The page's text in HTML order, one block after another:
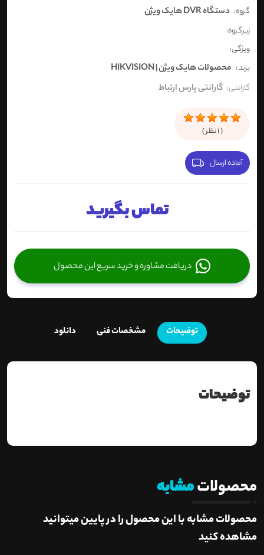
گروه: دستگاه DVR هایک ویژن
زیرگروه:
ویژگی:
برند : محصولات هایک ویژن | HIKVISION
گارانتی: گارانتی پارس ارتباط
(
1نظر )
آماده ارسال
تماس بگیرید
دریافت مشاوره و خرید سریع این محصول
توضیحات مشخصات فنی دانلود
توضیحات
محصولاتمشابه
محصولات مشابه با این محصول را در پایین میتوانید
مشاهده کنید